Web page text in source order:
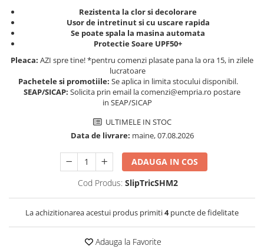
Haine plaja / inot
Ochelari de soare
Palarii protectie UV
Accesorii plaja
Puericultura mare
Carucioare si scaune auto
Tarcuri copii / bebelusi
Accesorii bebelusi / nou-nascuti
Perne si saltele bebelusi
Diversificare bebelusi
Rezistenta la clor si decolorare
Usor de intretinut si cu uscare rapida
Se poate spala la masina automata
Protectie Soare UPF50+
Pleaca: AZI spre tine! *pentru comenzi plasate pana la ora 15, in zilele
lucratoare
Pachetele si promotiile: Se aplica in limita stocului disponibil.
SEAP/SICAP: Solicita prin email la comenzi@empria.ro postare
in SEAP/SICAP
ULTIMELE IN STOC
Data de livrare: maine, 07.08.2026
ADAUGA IN COS
Cod Produs: SlipTricSHM2
La achizitionarea acestui produs primiti4puncte de fidelitate
Adauga la Favorite